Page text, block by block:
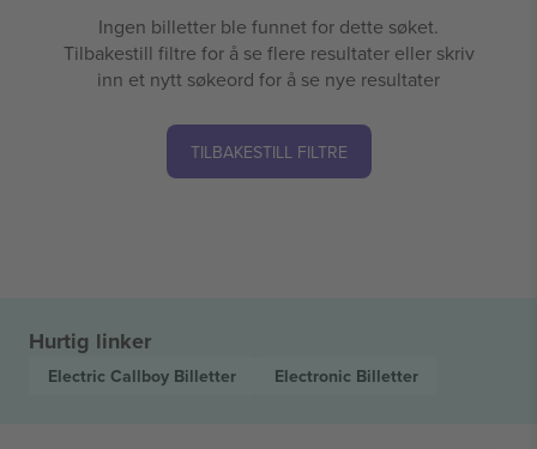
Ingen billetter ble funnet for dette søket.
Tilbakestill filtre for å se flere resultater eller skriv
inn et nytt søkeord for å se nye resultater
TILBAKESTILL FILTRE
Hurtig linker
Electric Callboy Billetter Electronic Billetter